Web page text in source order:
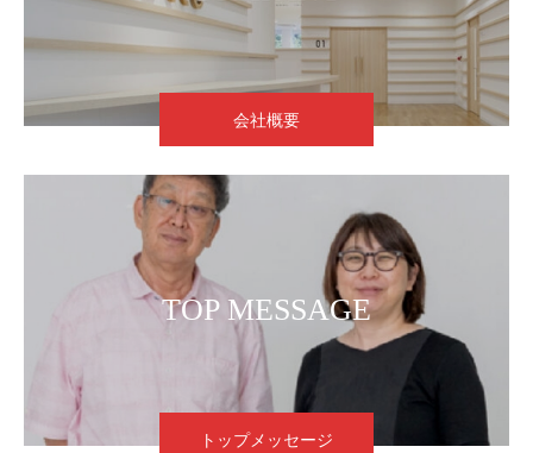
会社概要
TOP MESSAGE
トップメッセージ